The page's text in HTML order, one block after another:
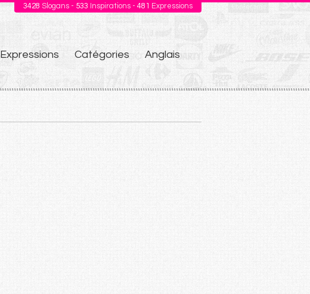
3428 Slogans - 533 Inspirations - 481 Expressions
Expressions Catégories Anglais